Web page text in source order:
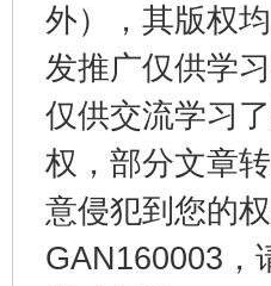
外），其版权
发推广仅供学
仅供交流学习
权，部分文章
意侵犯到您的
GAN160003，
东山县通报“牛蛙产品抗生